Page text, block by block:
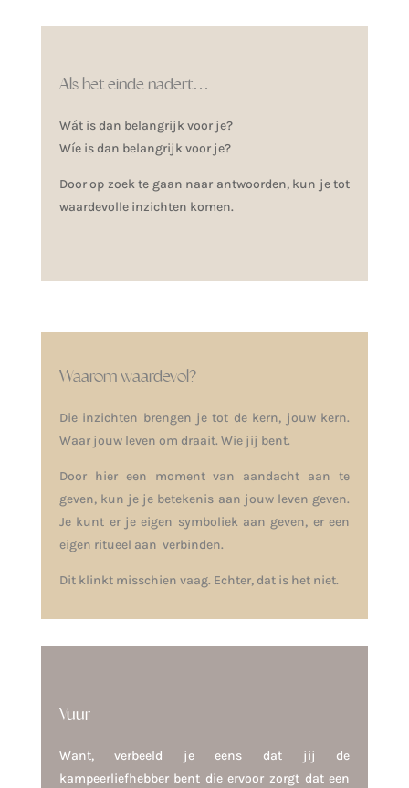
Als het einde nadert…
Wát is dan belangrijk voor je?
Wíe is dan belangrijk voor je?
Door op zoek te gaan naar antwoorden, kun je tot
waardevolle inzichten komen.
Waarom waardevol?
Die inzichten brengen je tot de kern, jouw kern.
Waar jouw leven om draait. Wie jij bent.
Door hier een moment van aandacht aan te
geven, kun je je betekenis aan jouw leven geven.
Je kunt er je eigen symboliek aan geven, er een
eigen ritueel aan verbinden.
Dit klinkt misschien vaag. Echter, dat is het niet.
Vuur
Want, verbeeld je eens dat jij de
kampeerliefhebber bent die ervoor zorgt dat een